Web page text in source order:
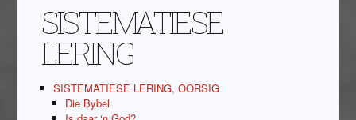
SISTEMATIESE
LERING
SISTEMATIESE LERING, OORSIG
Die Bybel